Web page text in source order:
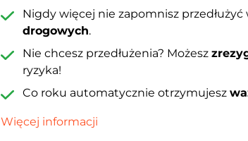
Nigdy więcej nie zapomnisz przedłużyć
drogowych.
Nie chcesz przedłużenia? Możesz
ryzyka!
Co roku automatycznie otrzymujesz
Więcej informacji